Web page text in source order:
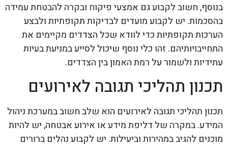
בנוסף, חשוב לקבוע גם אמצעי פיקוח ובקרה להבטחת עמידה
בהסכמות. יש לקבוע מועדים לבדיקות תקופתיות ולבצע
הערכות תקופתיות כדי לוודא שכל הצדדים מקיימים את
התחייבויותיהם. זהו כלי נוסף שיכול לסייע במניעת בעיות
עתידיות ולשמור על רמת האמון בין הצדדים.
תכנון תהליכי תגובה לאירועים
תכנון תהליכי תגובה לאירועים הוא שלב חשוב במערכת ניהול
המידע. במקרה של דליפת מידע או אירוע אבטחה, יש להיות
מוכנים להגיב במהירות וביעילות. יש לקבוע נהלים ברורים